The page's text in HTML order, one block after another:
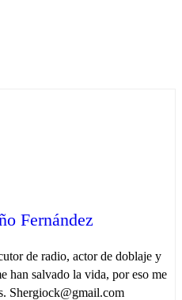
Fernández
de radio, actor de doblaje y
han salvado la vida, por eso me
Shergiock@gmail.com